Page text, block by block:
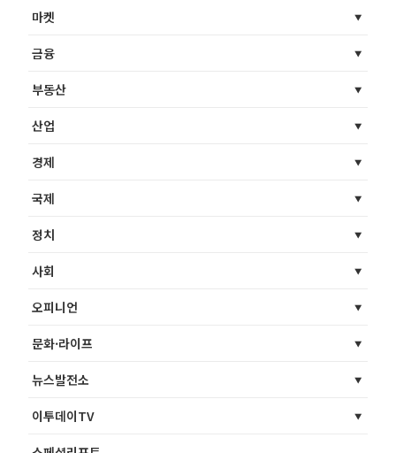
마켓
금융
부동산
산업
경제
국제
정치
사회
오피니언
문화·라이프
뉴스발전소
이투데이TV